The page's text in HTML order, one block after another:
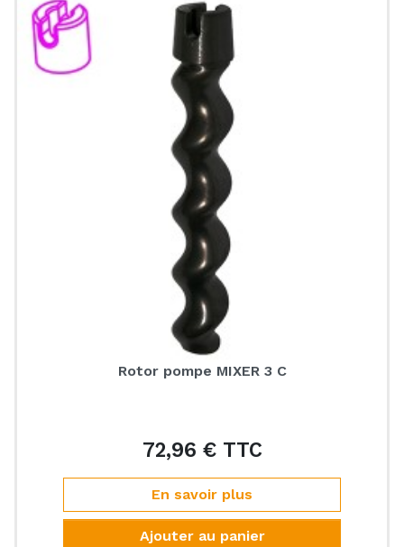
Rotor pompe MIXER 3 C
72,96 € TTCPrix
En savoir plus
Ajouter au panier